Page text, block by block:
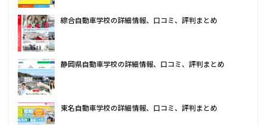
綜合自動車学校の詳細情報、口コミ、評判まとめ
静岡県自動車学校の詳細情報、口コミ、評判まとめ
東名自動車学校の詳細情報、口コミ、評判まとめ